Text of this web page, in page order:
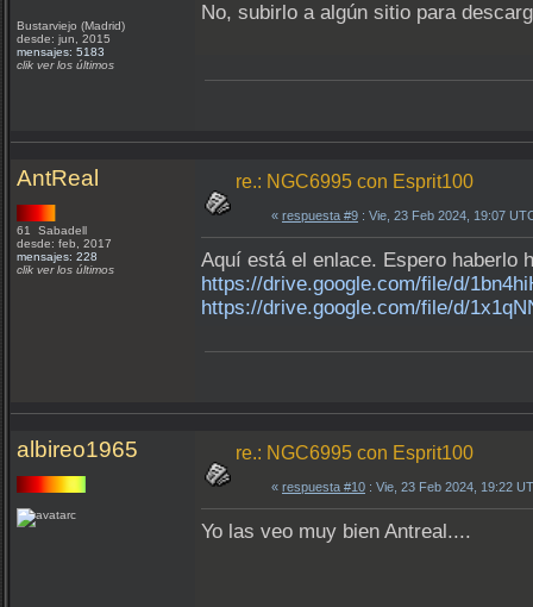
Bustarviejo (Madrid)
desde: jun, 2015
mensajes: 5183
clik ver los últimos
No, subirlo a algún sitio para
AntReal
61 Sabadell
desde: feb, 2017
mensajes: 228
clik ver los últimos
re.: NGC6995 con Esprit100
« respuesta #9 : Vie, 23 Feb 2024, 19:07
Aquí está el enlace. Espero haberlo
https://drive.google.com/file/d/
https://drive.google.com/file/d/
albireo1965 re.: NGC6995 con Esprit100
« respuesta #10 : Vie, 23 Feb 2024, 19:22
Yo las veo muy bien Antreal....